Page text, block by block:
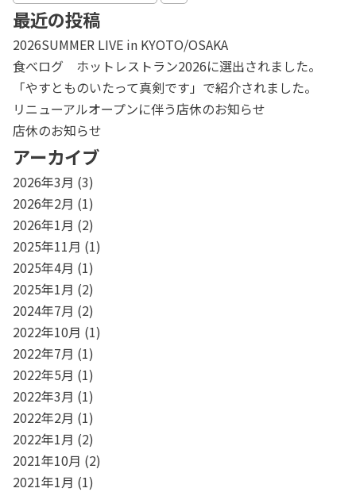
索:
最近の投稿
2026SUMMER LIVE in KYOTO/OSAKA
食べログ ホットレストラン2026に選出されました。
「やすとものいたって真剣です」で紹介されました。
リニューアルオープンに伴う店休のお知らせ
店休のお知らせ
アーカイブ
2026年3月 (3)
2026年2月 (1)
2026年1月 (2)
2025年11月 (1)
2025年4月 (1)
2025年1月 (2)
2024年7月 (2)
2022年10月 (1)
2022年7月 (1)
2022年5月 (1)
2022年3月 (1)
2022年2月 (1)
2022年1月 (2)
2021年10月 (2)
2021年1月 (1)